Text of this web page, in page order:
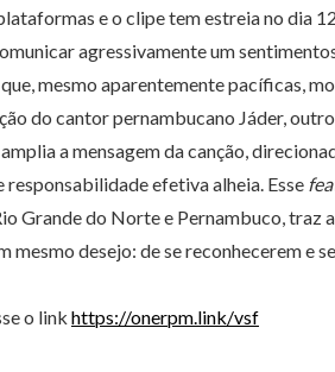
e o clipe tem estreia no dia
agressivamente um
mesmo aparentemente pacíficas,
do cantor pernambucano Jáder,
a mensagem da canção,
responsabilidade efetiva alheia. Esse
Grande do Norte e Pernambuco, traz
desejo: de se reconhecerem e
o link https://onerpm.link/vsf